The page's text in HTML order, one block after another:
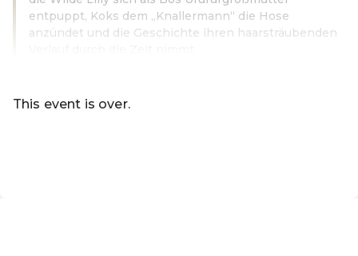
entpuppt, Koks dem „Knallermann“ die Hose
anzündet und die Geschichte ihren haarsträubenden
This event is over.